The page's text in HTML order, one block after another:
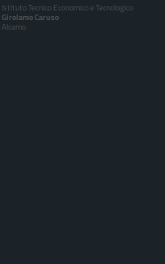
Istituto Tecnico Economico e Tecnologico
Girolamo Caruso
Alcamo